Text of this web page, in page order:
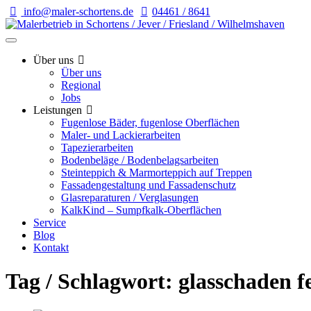
info@maler-schortens.de 04461 / 8641
Über uns
Über uns
Regional
Jobs
Leistungen
Fugenlose Bäder, fugenlose Oberflächen
Maler- und Lackierarbeiten
Tapezierarbeiten
Bodenbeläge / Bodenbelagsarbeiten
Steinteppich & Marmorteppich auf Treppen
Fassadengestaltung und Fassadenschutz
Glasreparaturen / Verglasungen
KalkKind – Sumpfkalk-Oberflächen
Service
Blog
Kontakt
Tag / Schlagwort: glasschaden